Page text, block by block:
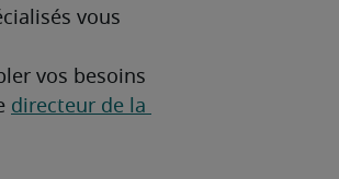
vous
vos besoins
directeur de la